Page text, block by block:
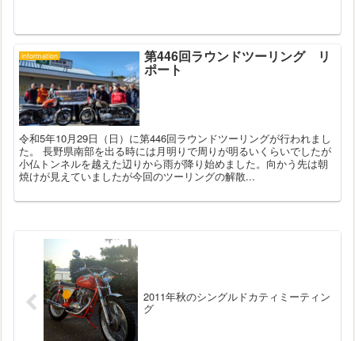
information 第446回ラウンドツーリング リ
ポート
令和5年10月29日（日）に第446回ラウンドツーリングが行われまし
た。 長野県南部を出る時には月明りで周りが明るいくらいでしたが
小仏トンネルを越えた辺りから雨が降り始めました。向かう先は朝
焼けが見えていましたが今回のツーリングの解散...
2011年秋のシングルドカティミーティン
グ